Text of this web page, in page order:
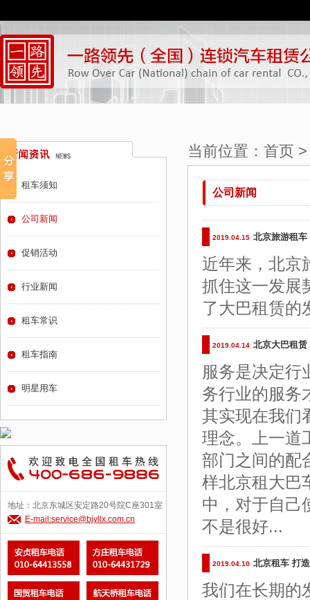
当前位置： 首页
公司新闻
2019.04.15 北京旅游租
近年来，北京
抓住这一发展
了大巴租赁的
2019.04.14 北京大巴租
服务是决定行
务行业的服务
其实现在我们
理念。上一道
部门之间的配
样北京租大巴
中，对于自己
不是很好...
2019.04.10 北京租车 打
我们在长期的
租车须知
公司新闻
促销活动
行业新闻
租车常识
租车指南
明星用车
地址：北京东城区安定路20号院C座301室
E-mail:service@bjyllx.com.cn